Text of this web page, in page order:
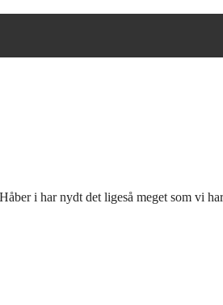
i har nydt det ligeså meget som vi